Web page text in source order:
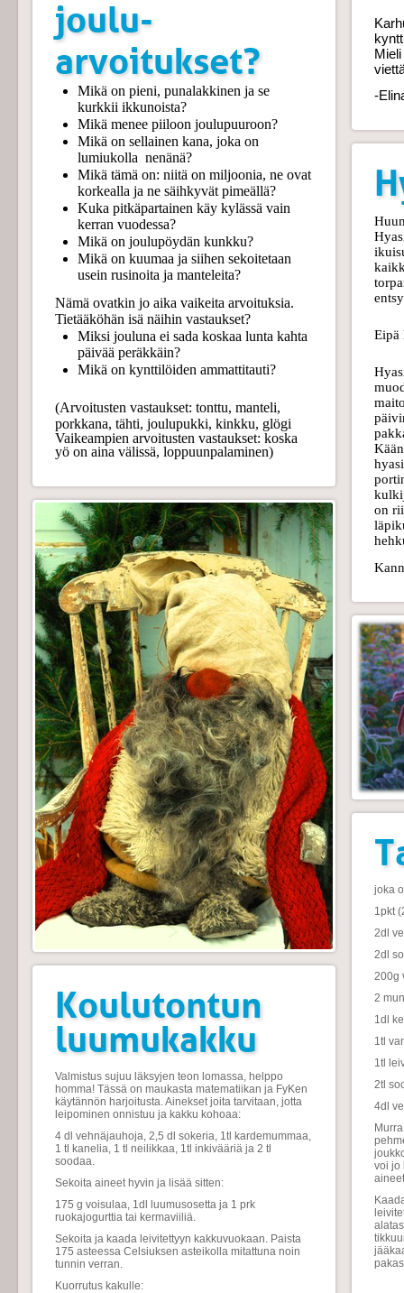
joulu-
arvoitukset?
Mikä on pieni, punalakkinen ja se
kurkkii ikkunoista?
Mikä menee piiloon joulupuuroon?
Mikä on sellainen kana, joka on
lumiukolla nenänä?
Mikä tämä on: niitä on miljoonia, ne ovat
korkealla ja ne säihkyvät pimeällä?
Kuka pitkäpartainen käy kylässä vain
kerran vuodessa?
Mikä on joulupöydän kunkku?
Mikä on kuumaa ja siihen sekoitetaan
usein rusinoita ja manteleita?
Nämä ovatkin jo aika vaikeita arvoituksia.
Tietääköhän isä näihin vastaukset?
Miksi jouluna ei sada koskaa lunta kahta
päivää peräkkäin?
Mikä on kynttilöiden ammattitauti?
(Arvoitusten vastaukset: tonttu, manteli,
porkkana, tähti, joulupukki, kinkku, glögi
Vaikeampien arvoitusten vastaukset: koska
yö on aina välissä, loppuunpalaminen)
Koulutontun
luumukakku
Valmistus sujuu läksyjen teon lomassa, helppo
homma! Tässä on maukasta matematiikan ja FyKen
käytännön harjoitusta. Ainekset joita tarvitaan, jotta
leipominen onnistuu ja kakku kohoaa:
4 dl vehnäjauhoja, 2,5 dl sokeria, 1tl kardemummaa,
1 tl kanelia, 1 tl neilikkaa, 1tl inkivääriä ja 2 tl
soodaa.
Sekoita aineet hyvin ja lisää sitten:
175 g voisulaa, 1dl luumusosetta ja 1 prk
ruokajogurttia tai kermaviiliä.
Sekoita ja kaada leivitettyyn kakkuvuokaan. Paista
175 asteessa Celsiuksen asteikolla mitattuna noin
tunnin verran.
Kuorrutus kakulle:
-
Eipä
on
joka
1pkt
2dl
2dl
200g
2
1dl
1tl
1tl
2tl
4dl
voi jo